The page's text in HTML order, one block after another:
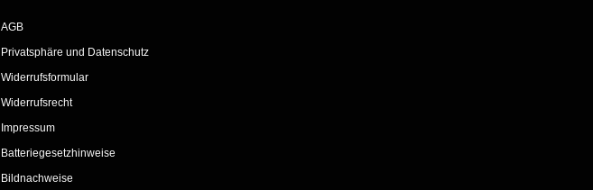
AGB
Privatsphäre und Datenschutz
Widerrufsformular
Widerrufsrecht
Impressum
Batteriegesetzhinweise
Bildnachweise